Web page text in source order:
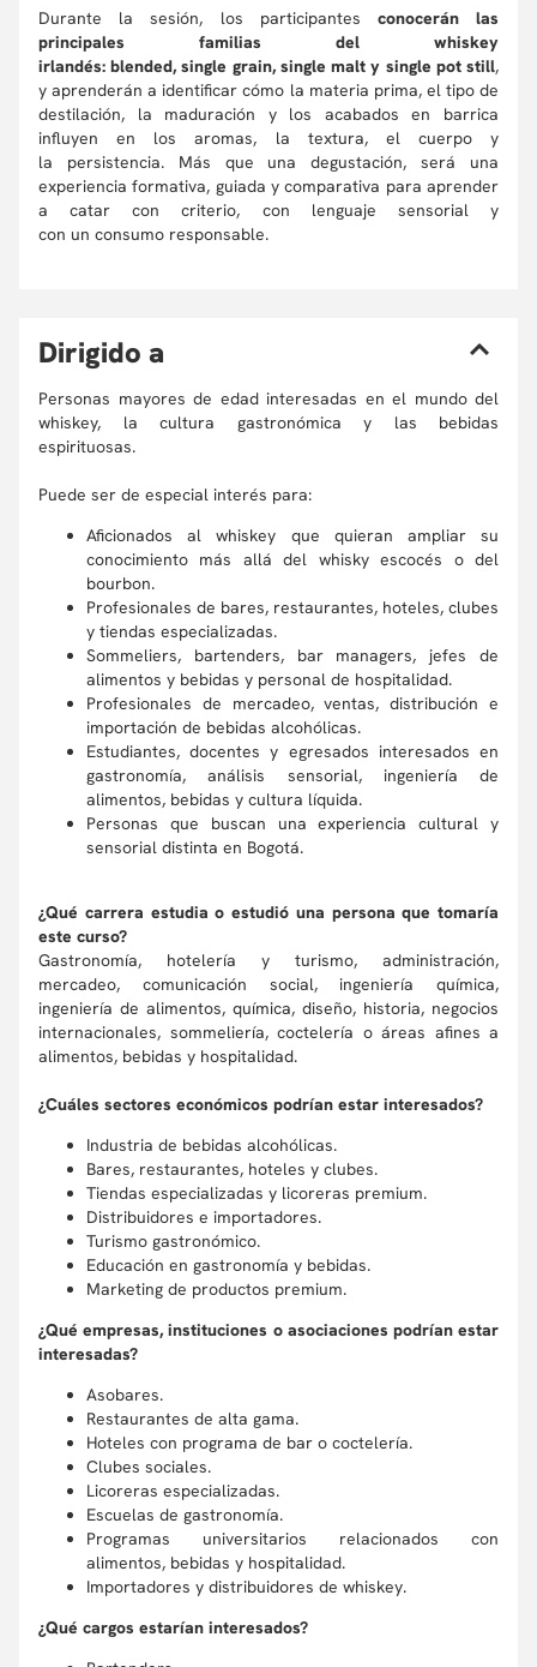
Durante la sesión, los participantes conocerán las
principales familias del whiskey
irlandés: blended, single grain, single malt y single pot still,
y aprenderán a identificar cómo la materia prima, el tipo de
destilación, la maduración y los acabados en barrica
influyen en los aromas, la textura, el cuerpo y
la persistencia. Más que una degustación, será una
experiencia formativa, guiada y comparativa para aprender
a catar con criterio, con lenguaje sensorial y
con un consumo responsable.
Dirigido a
Personas mayores de edad interesadas en el mundo del
whiskey, la cultura gastronómica y las bebidas
espirituosas.
Puede ser de especial interés para:
Aficionados al whiskey que quieran ampliar su
conocimiento más allá del whisky escocés o del
bourbon.
Profesionales de bares, restaurantes, hoteles, clubes
y tiendas especializadas.
Sommeliers, bartenders, bar managers, jefes de
alimentos y bebidas y personal de hospitalidad.
Profesionales de mercadeo, ventas, distribución e
importación de bebidas alcohólicas.
Estudiantes, docentes y egresados interesados en
gastronomía, análisis sensorial, ingeniería de
alimentos, bebidas y cultura líquida.
Personas que buscan una experiencia cultural y
sensorial distinta en Bogotá.
¿Qué carrera estudia o estudió una persona que tomaría
este curso?
Gastronomía, hotelería y turismo, administración,
mercadeo, comunicación social, ingeniería química,
ingeniería de alimentos, química, diseño, historia, negocios
internacionales, sommeliería, coctelería o áreas afines a
alimentos, bebidas y hospitalidad.
¿Cuáles sectores económicos podrían estar interesados?
Industria de bebidas alcohólicas.
Bares, restaurantes, hoteles y clubes.
Tiendas especializadas y licoreras premium.
Distribuidores e importadores.
Turismo gastronómico.
Educación en gastronomía y bebidas.
Marketing de productos premium.
¿Qué empresas, instituciones o asociaciones podrían estar
interesadas?
Asobares.
Restaurantes de alta gama.
Hoteles con programa de bar o coctelería.
Clubes sociales.
Licoreras especializadas.
Escuelas de gastronomía.
Programas universitarios relacionados con
alimentos, bebidas y hospitalidad.
Importadores y distribuidores de whiskey.
¿Qué cargos estarían interesados?